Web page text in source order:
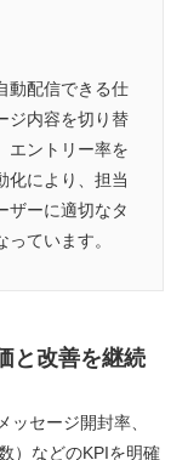
動配信できる仕
ジ内容を切り替
エントリー率を
化により、担当
ザーに適切なタ
ています。
と改善を継続
セージ開封率、
）などのKPIを明確